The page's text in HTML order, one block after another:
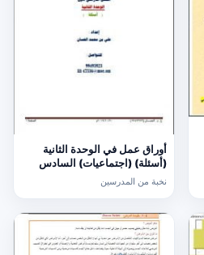
أوراق عمل في الوحدة الثانية
(أسئلة) (اجتماعيات) السادس
نخبة من المدرسين